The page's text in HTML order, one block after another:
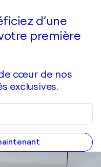
d’une
première
cœur de nos
exclusives.